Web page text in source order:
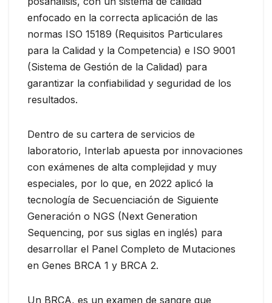
enfocado en la correcta aplicación de las
normas ISO 15189 (Requisitos Particulares
para la Calidad y la Competencia) e ISO 9001
(Sistema de Gestión de la Calidad) para
garantizar la confiabilidad y seguridad de los
resultados.
Dentro de su cartera de servicios de
laboratorio, Interlab apuesta por innovaciones
con exámenes de alta complejidad y muy
especiales, por lo que, en 2022 aplicó la
tecnología de Secuenciación de Siguiente
Generación o NGS (Next Generation
Sequencing, por sus siglas en inglés) para
desarrollar el Panel Completo de Mutaciones
en Genes BRCA 1 y BRCA 2.
Un BRCA, es un examen de sangre que